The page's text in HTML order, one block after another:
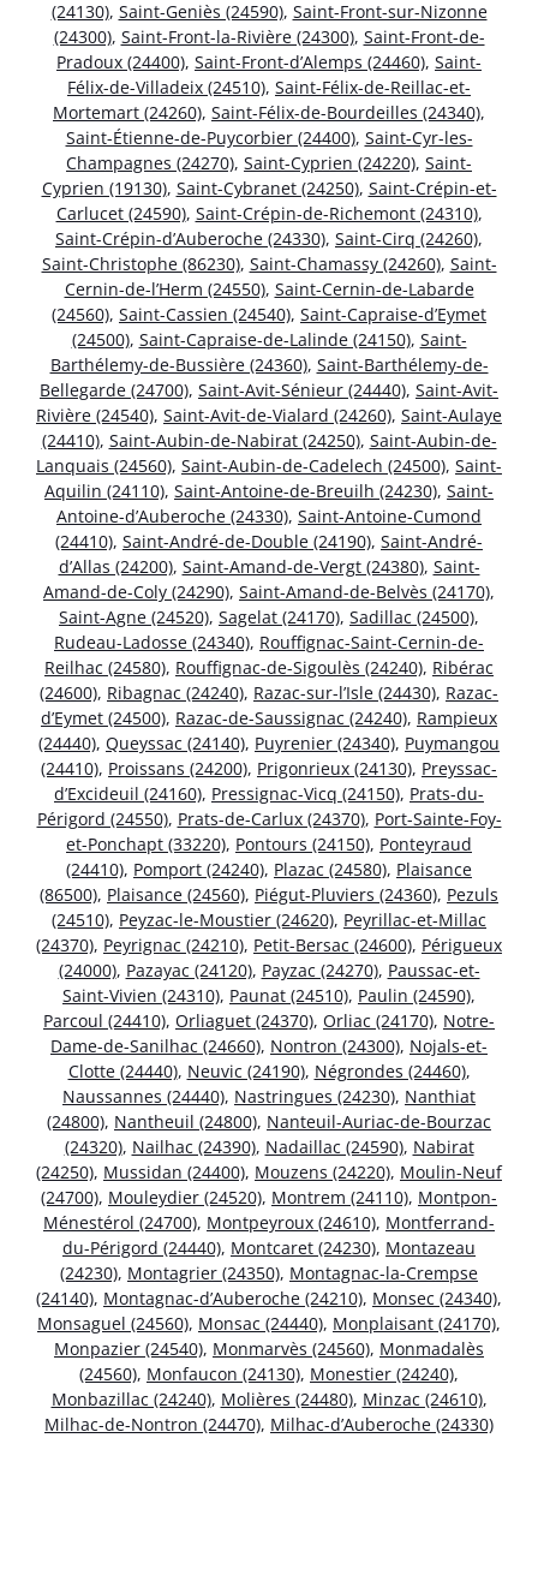
(24130), Saint-Geniès (24590), Saint-Front-sur-Nizonne
(24300), Saint-Front-la-Rivière (24300), Saint-Front-de-
Pradoux (24400), Saint-Front-d’Alemps (24460), Saint-
Félix-de-Villadeix (24510), Saint-Félix-de-Reillac-et-
Mortemart (24260), Saint-Félix-de-Bourdeilles (24340),
Saint-Étienne-de-Puycorbier (24400), Saint-Cyr-les-
Champagnes (24270), Saint-Cyprien (24220), Saint-
Cyprien (19130), Saint-Cybranet (24250), Saint-Crépin-et-
Carlucet (24590), Saint-Crépin-de-Richemont (24310),
Saint-Crépin-d’Auberoche (24330), Saint-Cirq (24260),
Saint-Christophe (86230), Saint-Chamassy (24260), Saint-
Cernin-de-l’Herm (24550), Saint-Cernin-de-Labarde
(24560), Saint-Cassien (24540), Saint-Capraise-d’Eymet
(24500), Saint-Capraise-de-Lalinde (24150), Saint-
Barthélemy-de-Bussière (24360), Saint-Barthélemy-de-
Bellegarde (24700), Saint-Avit-Sénieur (24440), Saint-Avit-
Rivière (24540), Saint-Avit-de-Vialard (24260), Saint-Aulaye
(24410), Saint-Aubin-de-Nabirat (24250), Saint-Aubin-de-
Lanquais (24560), Saint-Aubin-de-Cadelech (24500), Saint-
Aquilin (24110), Saint-Antoine-de-Breuilh (24230), Saint-
Antoine-d’Auberoche (24330), Saint-Antoine-Cumond
(24410), Saint-André-de-Double (24190), Saint-André-
d’Allas (24200), Saint-Amand-de-Vergt (24380), Saint-
Amand-de-Coly (24290), Saint-Amand-de-Belvès (24170),
Saint-Agne (24520), Sagelat (24170), Sadillac (24500),
Rudeau-Ladosse (24340), Rouffignac-Saint-Cernin-de-
Reilhac (24580), Rouffignac-de-Sigoulès (24240), Ribérac
(24600), Ribagnac (24240), Razac-sur-l’Isle (24430), Razac-
d’Eymet (24500), Razac-de-Saussignac (24240), Rampieux
(24440), Queyssac (24140), Puyrenier (24340), Puymangou
(24410), Proissans (24200), Prigonrieux (24130), Preyssac-
d’Excideuil (24160), Pressignac-Vicq (24150), Prats-du-
Périgord (24550), Prats-de-Carlux (24370), Port-Sainte-Foy-
et-Ponchapt (33220), Pontours (24150), Ponteyraud
(24410), Pomport (24240), Plazac (24580), Plaisance
(86500), Plaisance (24560), Piégut-Pluviers (24360), Pezuls
(24510), Peyzac-le-Moustier (24620), Peyrillac-et-Millac
(24370), Peyrignac (24210), Petit-Bersac (24600), Périgueux
(24000), Pazayac (24120), Payzac (24270), Paussac-et-
Saint-Vivien (24310), Paunat (24510), Paulin (24590),
Parcoul (24410), Orliaguet (24370), Orliac (24170), Notre-
Dame-de-Sanilhac (24660), Nontron (24300), Nojals-et-
Clotte (24440), Neuvic (24190), Négrondes (24460),
Naussannes (24440), Nastringues (24230), Nanthiat
(24800), Nantheuil (24800), Nanteuil-Auriac-de-Bourzac
(24320), Nailhac (24390), Nadaillac (24590), Nabirat
(24250), Mussidan (24400), Mouzens (24220), Moulin-Neuf
(24700), Mouleydier (24520), Montrem (24110), Montpon-
Ménestérol (24700), Montpeyroux (24610), Montferrand-
du-Périgord (24440), Montcaret (24230), Montazeau
(24230), Montagrier (24350), Montagnac-la-Crempse
(24140), Montagnac-d’Auberoche (24210), Monsec (24340),
Monsaguel (24560), Monsac (24440), Monplaisant (24170),
Monpazier (24540), Monmarvès (24560), Monmadalès
(24560), Monfaucon (24130), Monestier (24240),
Monbazillac (24240), Molières (24480), Minzac (24610),
Milhac-de-Nontron (24470), Milhac-d’Auberoche (24330)